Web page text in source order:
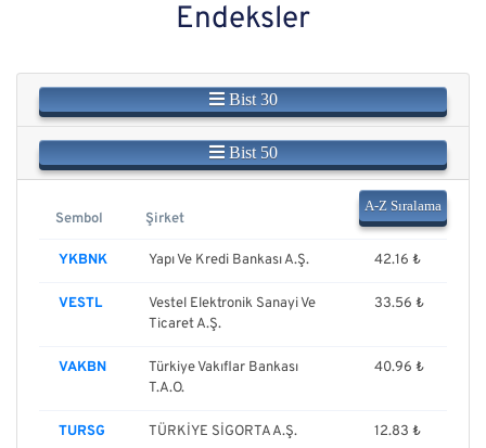
Endeksler
Bist 30
Bist 50
A-Z Sıralama
Sembol Şirket Fiyat
YKBNK Yapı Ve Kredi Bankası A.Ş. 42.16 ₺
VESTL
Vestel Elektronik Sanayi Ve
Ticaret A.Ş.
33.56 ₺
VAKBN
Türkiye Vakıflar Bankası
T.A.O.
40.96 ₺
TURSG TÜRKİYE SİGORTA A.Ş. 12.83 ₺